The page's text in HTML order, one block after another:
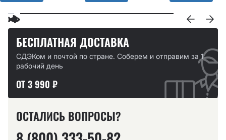
БЕСПЛАТНАЯ ДОСТАВКА
СДЭКом и почтой по стране. Соберем и отправим за 1
рабочий день
ОТ 3 990 ₽
ОСТАЛИСЬ ВОПРОСЫ?